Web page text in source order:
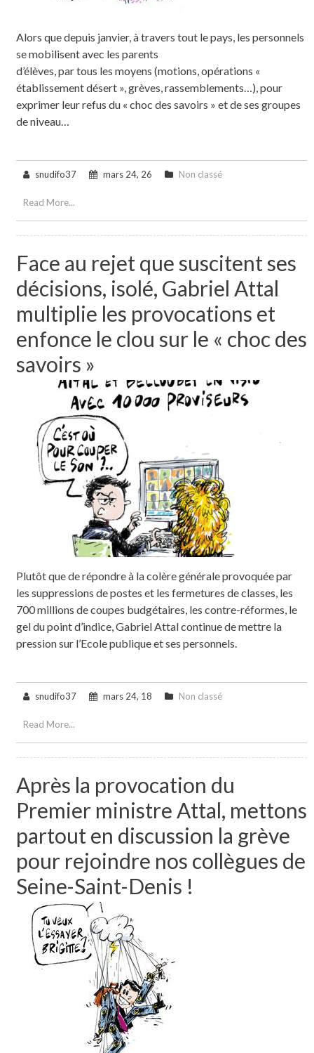
Alors que depuis janvier, à travers tout le pays, les personnels
se mobilisent avec les parents
d’élèves, par tous les moyens (motions, opérations «
établissement désert », grèves, rassemblements…), pour
exprimer leur refus du « choc des savoirs » et de ses groupes
de niveau…
snudifo37 mars 24, 26 Non classé
Read More...
Face au rejet que suscitent ses
décisions, isolé, Gabriel Attal
multiplie les provocations et
enfonce le clou sur le « choc des
savoirs »
Plutôt que de répondre à la colère générale provoquée par
les suppressions de postes et les fermetures de classes, les
700 millions de coupes budgétaires, les contre-réformes, le
gel du point d’indice, Gabriel Attal continue de mettre la
pression sur l’Ecole publique et ses personnels.
snudifo37 mars 24, 18 Non classé
Read More...
Après la provocation du
Premier ministre Attal, mettons
partout en discussion la grève
pour rejoindre nos collègues de
Seine-Saint-Denis !